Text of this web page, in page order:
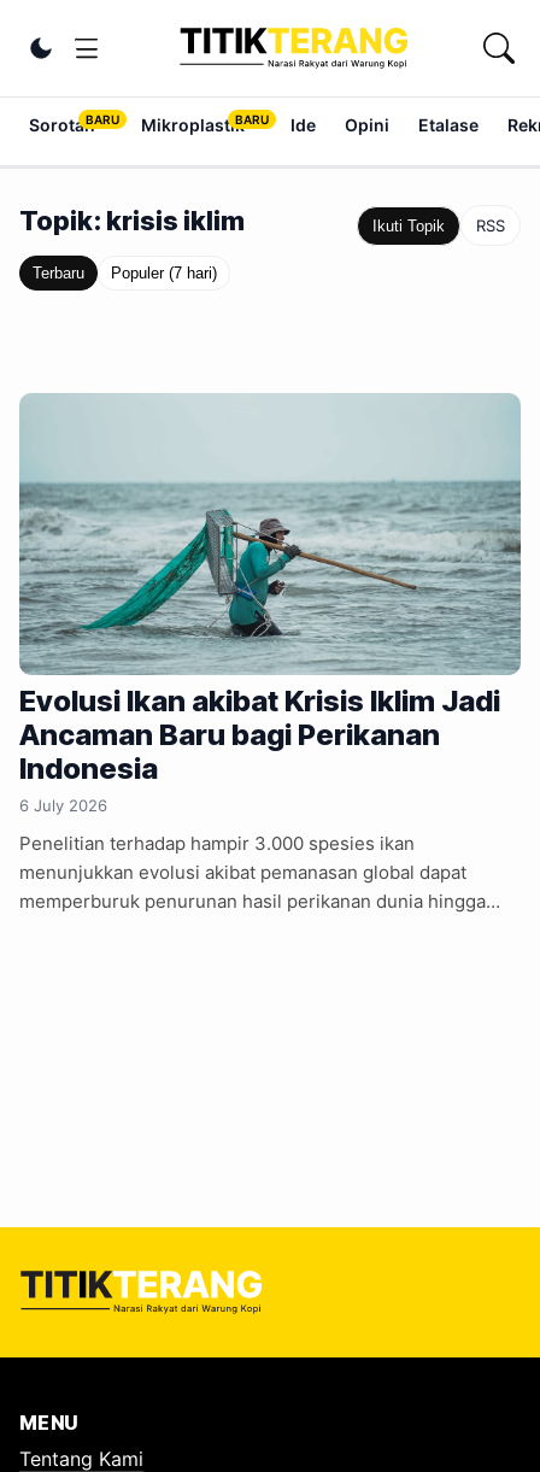
Ubah tema
Sorotan Mikroplastik Ide Opini Etalase
Topik: krisis iklim Ikuti Topik RSS
Terbaru Populer (7 hari)
Evolusi Ikan akibat Krisis Iklim Jadi
Ancaman Baru bagi Perikanan
Indonesia
6 July 2026
Penelitian terhadap hampir 3.000 spesies ikan
menunjukkan evolusi akibat pemanasan global dapat
memperburuk penurunan hasil perikanan dunia hingga
MENU
Tentang Kami